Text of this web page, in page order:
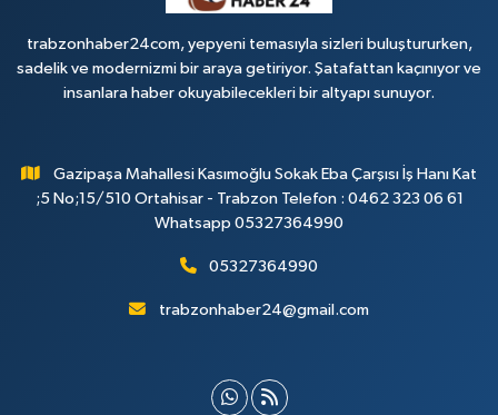
trabzonhaber24com, yepyeni temasıyla sizleri buluştururken,
sadelik ve modernizmi bir araya getiriyor. Şatafattan kaçınıyor ve
insanlara haber okuyabilecekleri bir altyapı sunuyor.
Gazipaşa Mahallesi Kasımoğlu Sokak Eba Çarşısı İş Hanı Kat
;5 No;15/510 Ortahisar - Trabzon Telefon : 0462 323 06 61
Whatsapp 05327364990
05327364990
trabzonhaber24@gmail.com